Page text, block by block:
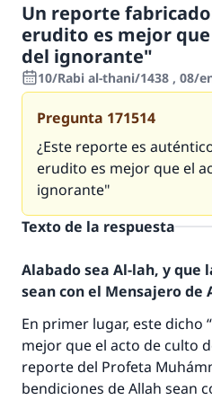
Un reporte
erudito es mejor
del ignorante"
10/Rabi al-thani/1438 , 08/
Pregunta 171514
¿Este reporte es
erudito es mejor que el
ignorante"
Texto de la respuesta
Alabado sea Al-lah, y que
sean con el Mensajero de
En primer lugar, este dicho
mejor que el acto de culto
reporte del Profeta
bendiciones de Allah sean